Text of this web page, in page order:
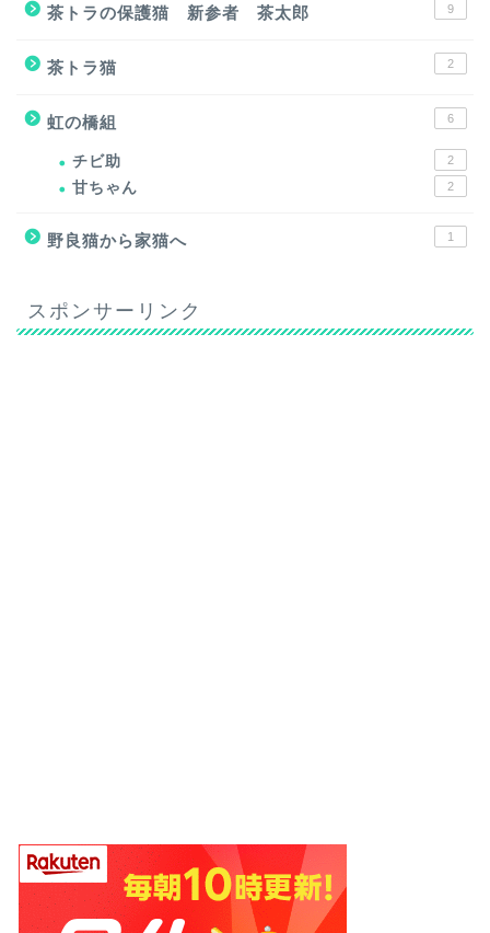
茶トラの保護猫 新参者 茶太郎 9
茶トラ猫 2
虹の橋組 6
チビ助 2
甘ちゃん 2
野良猫から家猫へ 1
スポンサーリンク